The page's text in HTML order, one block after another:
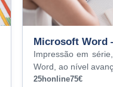
Microsoft Word
Impressão em
Word, ao nível
25honline75€